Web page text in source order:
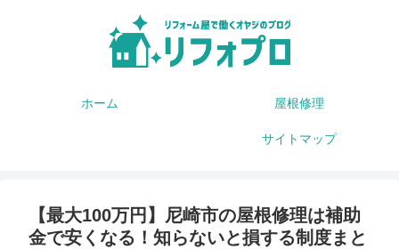
ホーム 屋根修理
サイトマップ
【最大100万円】尼崎市の屋根修理は補助
金で安くなる！知らないと損する制度まと